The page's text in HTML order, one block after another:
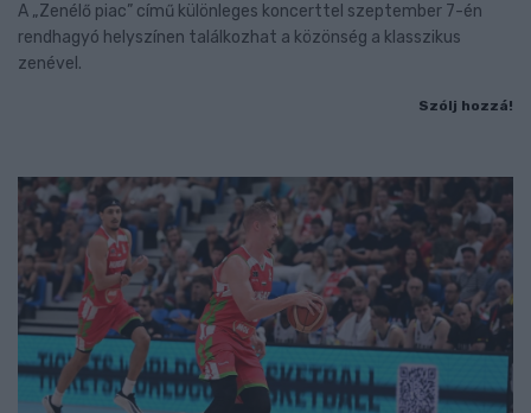
A „Zenélő piac” című különleges koncerttel szeptember 7-én
rendhagyó helyszínen találkozhat a közönség a klasszikus
zenével.
Szólj hozzá!